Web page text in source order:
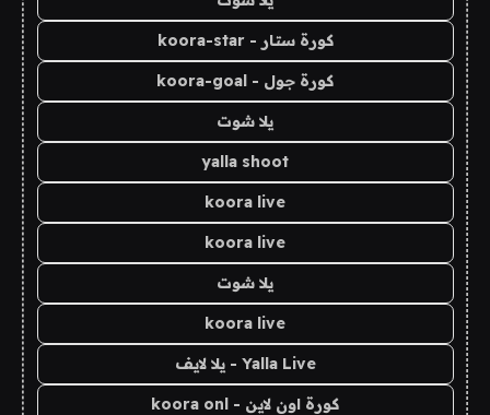
كورة ستار - koora-star
كورة جول - koora-goal
يلا شوت
yalla shoot
koora live
koora live
يلا شوت
koora live
Yalla Live - يلا لايف
كورة اون لاين - koora onl